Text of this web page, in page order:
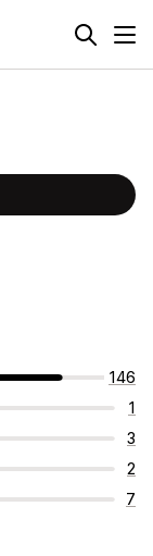
146
1
3
2
7